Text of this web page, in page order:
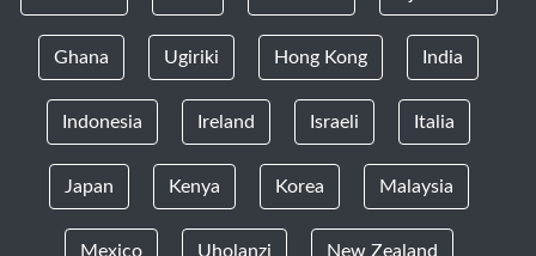
Ghana Ugiriki Hong Kong India
Indonesia Ireland Israeli Italia
Japan Kenya Korea Malaysia
Mexico Uholanzi New Zealand